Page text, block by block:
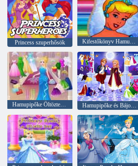
Princess szuperhősök Kifestőkönyv Hamupipőkéhez
Hamupipőke Öltöztetős Lányos játékok Hamupipőke és Bájos herceg